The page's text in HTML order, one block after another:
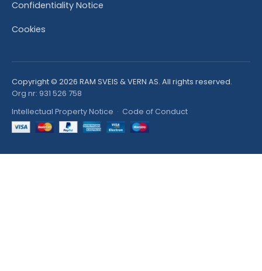
Confidentiality Notice
Cookies
Copyright © 2026 RAM SVEIS & VERN AS. All rights reserved.
Org nr: 931 526 758
Intellectual Property Notice · Code of Conduct